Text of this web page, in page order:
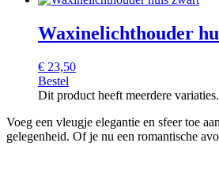
Waxinelichthouder
€ 23,50
Bestel
Dit product heeft meerdere
Voeg een vleugje elegantie en sfeer toe
gelegenheid. Of je nu een romantische